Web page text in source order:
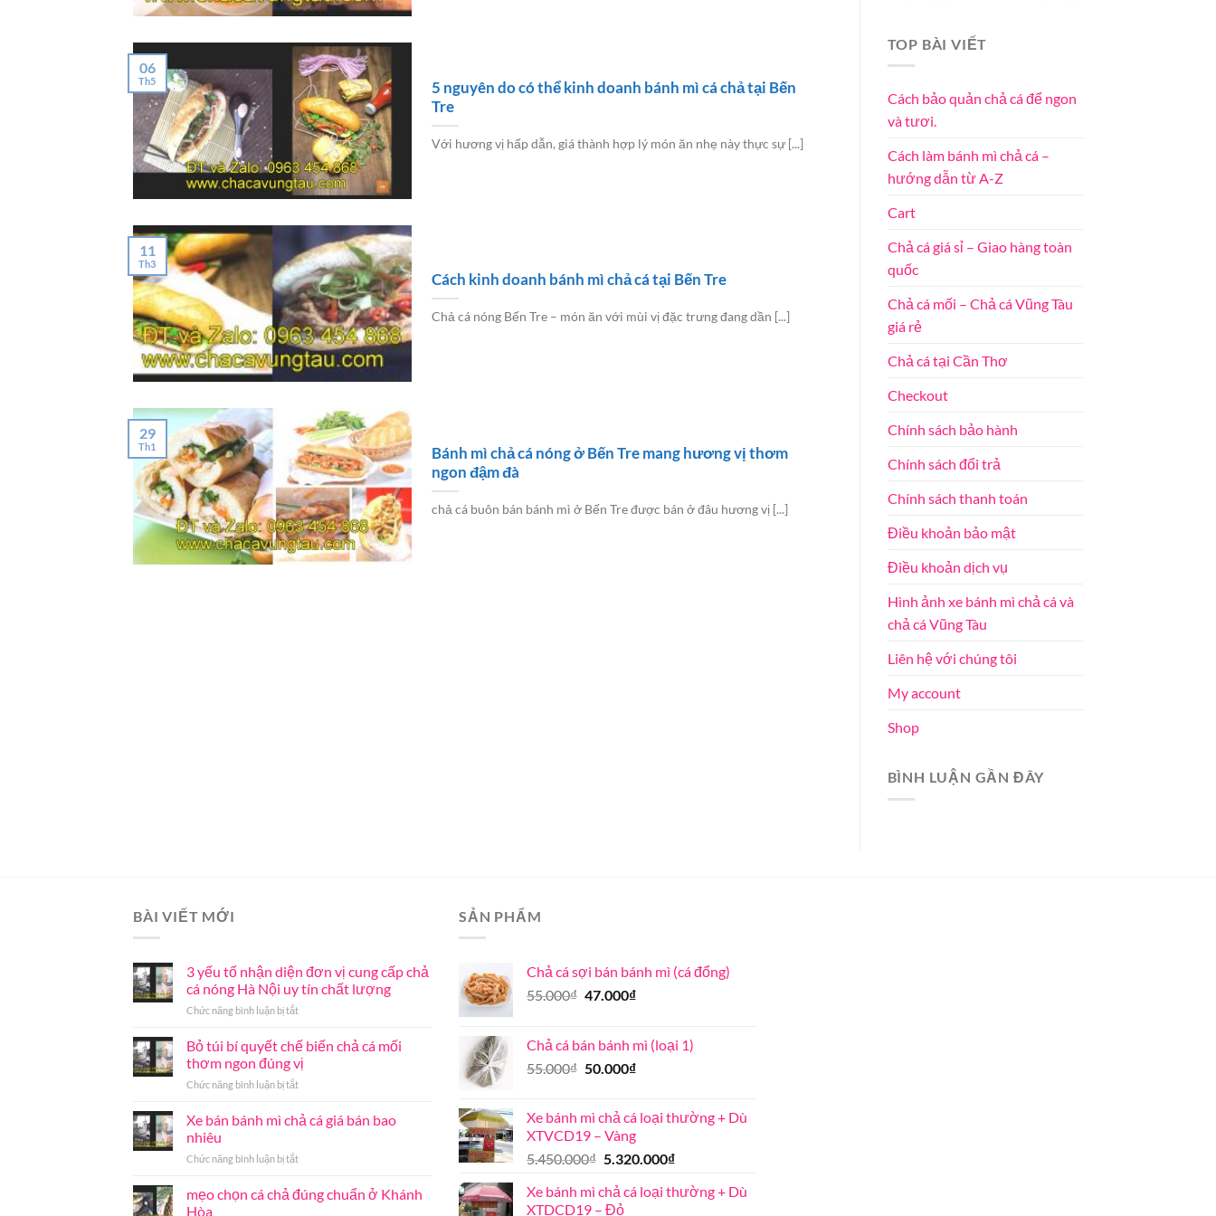
5 nguyên do có thể kinh doanh bánh mì cá chả tại Bến
Tre
Với hương vị hấp dẫn, giá thành hợp lý món ăn nhẹ này thực sự [...]
06
Th5
Cách kinh doanh bánh mì chả cá tại Bến Tre
Chả cá nóng Bến Tre – món ăn với mùi vị đặc trưng đang dần [...]
11
Th3
Bánh mì chả cá nóng ở Bến Tre mang hương vị thơm
ngon đậm đà
chả cá buôn bán bánh mì ở Bến Tre được bán ở đâu hương vị [...]
29
Th1
TOP BÀI VIẾT
Cách bảo quản chả cá để ngon
và tươi.
Cách làm bánh mì chả cá –
hướng dẫn từ A-Z
Cart
Chả cá giá sỉ – Giao hàng toàn
quốc
Chả cá mối – Chả cá Vũng Tàu
giá rẻ
Chả cá tại Cần Thơ
Checkout
Chính sách bảo hành
Chính sách đổi trả
Chính sách thanh toán
Điều khoản bảo mật
Điều khoản dịch vụ
Hình ảnh xe bánh mì chả cá và
chả cá Vũng Tàu
Liên hệ với chúng tôi
My account
Shop
BÌNH LUẬN GẦN ĐÂY
BÀI VIẾT MỚI
3 yếu tố nhận diện đơn vị cung cấp chả
cá nóng Hà Nội uy tín chất lượng
Chức năng bình luận bị tắtở
yếu
tố
nhận
diện
vị
chả
nóng
Bỏ túi bí quyết chế biến chả cá mối
thơm ngon đúng vị
Chức năng bình luận bị tắtở
túi
chế
chả
Xe bán bánh mì chả cá giá bán bao
nhiêu
Chức năng bình luận bị tắtở
bán
bánh
mẹo chọn cá chả đúng chuẩn ở Khánh
Hòa
SẢN PHẨM
Chả cá sợi bán bánh mì (cá đổng)
55.000₫ Giá
55.000₫.
47.000₫Giá
là:
47.000₫.
Chả cá bán bánh mì (loại 1)
55.000₫ Giá
55.000₫.
50.000₫Giá
là:
50.000₫.
Xe bánh mì chả cá loại thường + Dù
XTVCD19 – Vàng
5.450.000₫ Giá
là:
5.320.000₫Giá
tại
Xe bánh mì chả cá loại thường + Dù
XTDCD19 – Đỏ